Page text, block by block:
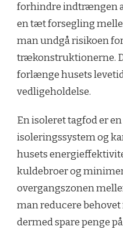
forhindre indtrængen
en tæt forsegling
man undgå risikoen
trækonstruktionerne.
forlænge husets
vedligeholdelse.
En isoleret tagfod er
isoleringssystem og
husets
kuldebroer og
overgangszonen
man reducere
dermed spare penge